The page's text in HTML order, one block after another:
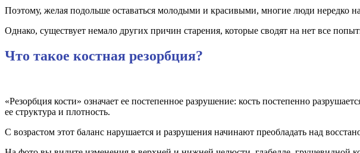
Поэтому, желая подольше оставаться молодыми и красивыми, многие люди нередко
Однако, существует немало других причин старения, которые сводят на нет все
Что такое костная резорбция?
«Резорбция кости» означает ее постепенное разрушение: кость постепенно
ее структура и плотность.
С возрастом этот баланс нарушается и разрушения начинают преобладать над